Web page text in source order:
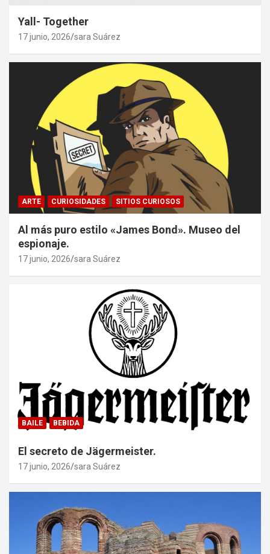
Yall- Together
17 junio, 2026 sara Suárez
ARTE CURIOSIDADES SITIOS CURIOSOS
Al más puro estilo «James Bond». Museo del
espionaje.
17 junio, 2026 sara Suárez
BAILE BEBIDA
El secreto de Jägermeister.
17 junio, 2026 sara Suárez